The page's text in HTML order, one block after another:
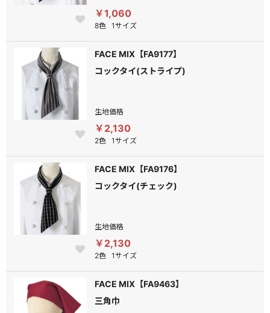
￥1,060
8色 1サイズ
FACE MIX【FA9177】
コックタイ(ストライプ)
生地価格
￥2,130
2色 1サイズ
FACE MIX【FA9176】
コックタイ(チェック)
生地価格
￥2,130
2色 1サイズ
FACE MIX【FA9463】
三角巾